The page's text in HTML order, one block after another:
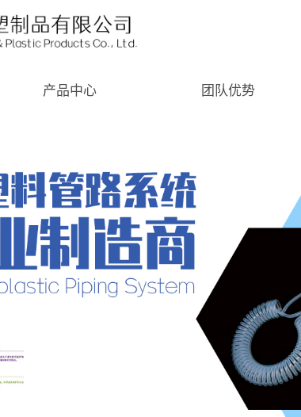
产品中心 团队优势